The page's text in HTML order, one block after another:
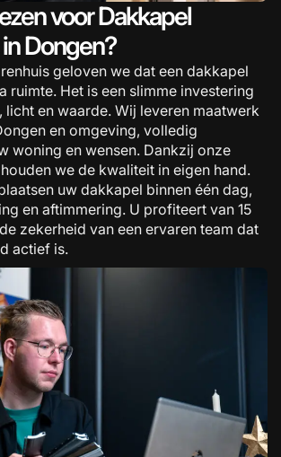
voor Dakkapel
Dongen?
geloven we dat een dakkapel
ruimte. Het is een slimme investering
en waarde. Wij leveren maatwerk
en omgeving, volledig
woning en wensen. Dankzij onze
we de kwaliteit in eigen hand.
uw dakkapel binnen één dag,
en aftimmering. U profiteert van 15
zekerheid van een ervaren team dat
actief is.